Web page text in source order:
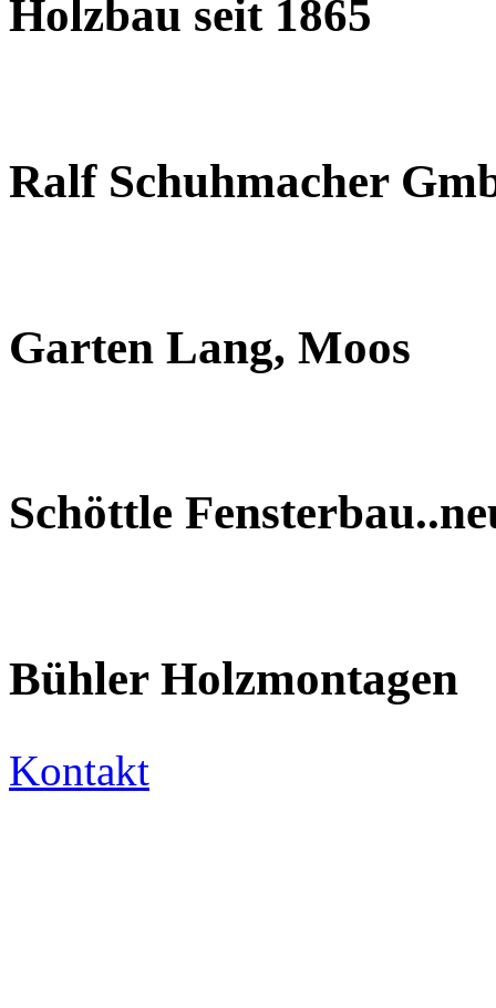
Holzbau seit 1865
Ralf Schuhmacher
Garten Lang, Moos
Schöttle
Bühler Holzmontagen
Kontakt